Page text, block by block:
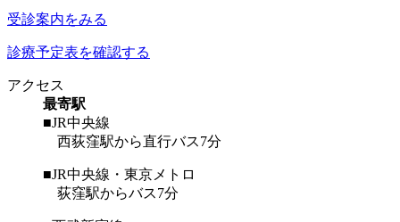
受診案内をみる
診療予定表を確認する
アクセス
最寄駅
■JR中央線
西荻窪駅から直行バス7分
■JR中央線・東京メトロ
荻窪駅からバス7分